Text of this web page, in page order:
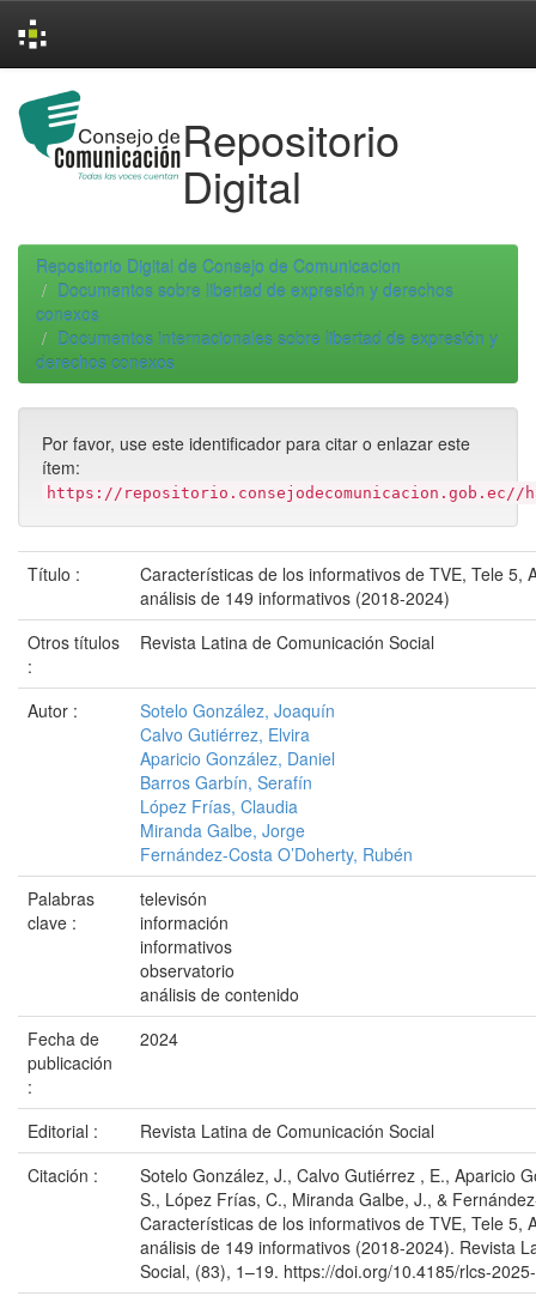
navigation
Repositorio
Digital
Repositorio Digital de Consejo de Comunicacion
Documentos sobre libertad de expresión y derechos
conexos
Documentos internacionales sobre libertad de expresión y
derechos conexos
Por favor, use este identificador para citar o enlazar este
ítem:
https://repositorio.consejodecomunicacion.gob.ec//
Título :
Características de los informativos de TVE, Tele 5,
análisis de 149 informativos (2018-2024)
Otros títulos
:
Revista Latina de Comunicación Social
Autor :
Sotelo González, Joaquín
Calvo Gutiérrez, Elvira
Aparicio González, Daniel
Barros Garbín, Serafín
López Frías, Claudia
Miranda Galbe, Jorge
Fernández-Costa O’Doherty, Rubén
Palabras
clave :
televisón
información
informativos
observatorio
análisis de contenido
Fecha de
publicación
:
2024
Editorial :
Revista Latina de Comunicación Social
Citación :
Sotelo González, J., Calvo Gutiérrez , E., Aparicio
S., López Frías, C., Miranda Galbe, J., &
Características de los informativos de TVE, Tele 5,
análisis de 149 informativos (2018-2024). Revista
Social, (83), 1–19. https://doi.org/10.4185/rlcs-